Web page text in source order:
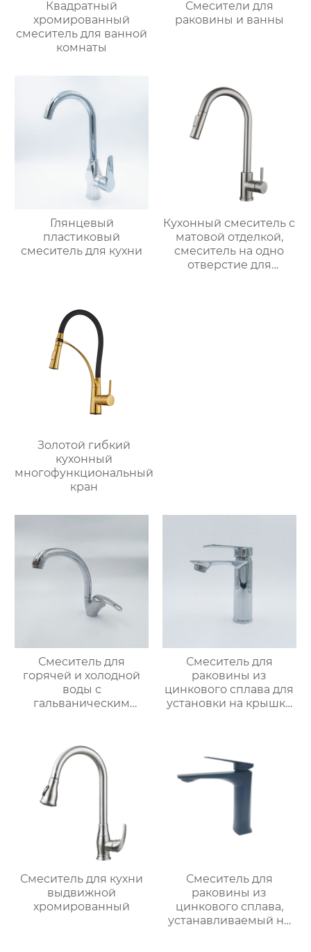
Квадратный
хромированный
смеситель для ванной
комнаты
Смесители для
раковины и ванны
Глянцевый
пластиковый
смеситель для кухни
Кухонный смеситель с
матовой отделкой,
смеситель на одно
отверстие для
Золотой гибкий
кухонный
многофункциональный
кран
Смеситель для
горячей и холодной
воды с
гальваническим
Смеситель для
раковины из
цинкового сплава для
установки на крышку
Смеситель для кухни
выдвижной
хромированный
Смеситель для
раковины из
цинкового сплава,
устанавливаемый на